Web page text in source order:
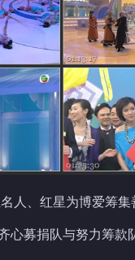
、红星为博爱筹集
心募捐队与努力筹款